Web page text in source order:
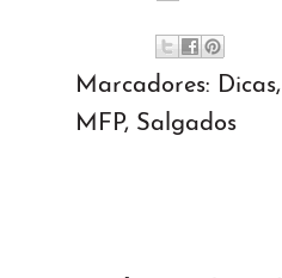
Marcadores: Dicas,
MFP, Salgados